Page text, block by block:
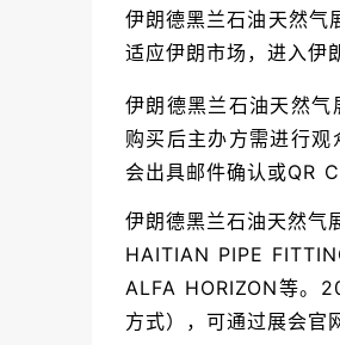
伊朗德黑兰石油天然
适应伊朗市场，进入伊
伊朗德黑兰石油天然
购买后主办方需进行
会出具邮件确认或QR
伊朗德黑兰石油天然气
HAITIAN PIPE
ALFA HORIZON等。
方式），可通过展会官